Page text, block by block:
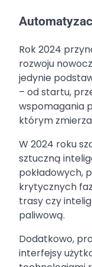
Rok 2024
rozwoju
jedynie
– od startu,
wspomagania
którym
W 2024 roku
sztuczną
pokładowych,
krytycznych
trasy czy
paliwową.
Dodatkowo,
interfejsy